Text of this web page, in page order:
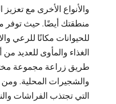
والأنواع الأخرى مع تعزيز
منطقتك أيضًا. حيث توفر
للحيوانات مكانًا للرعي
الغذاء والمأوى للعديد من
طريق زراعة مجموعة
والشجيرات المحلية. ومن
التي تجتذب الفراشات